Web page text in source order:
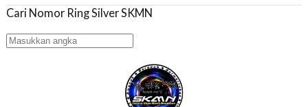
Cari Nomor Ring Silver SKMN